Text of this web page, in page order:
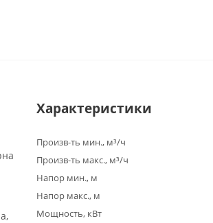
Характеристики
Произв-ть мин., м³/ч
Произв-ть макс., м³/ч
Напор мин., м
Напор макс., м
Мощность, кВт